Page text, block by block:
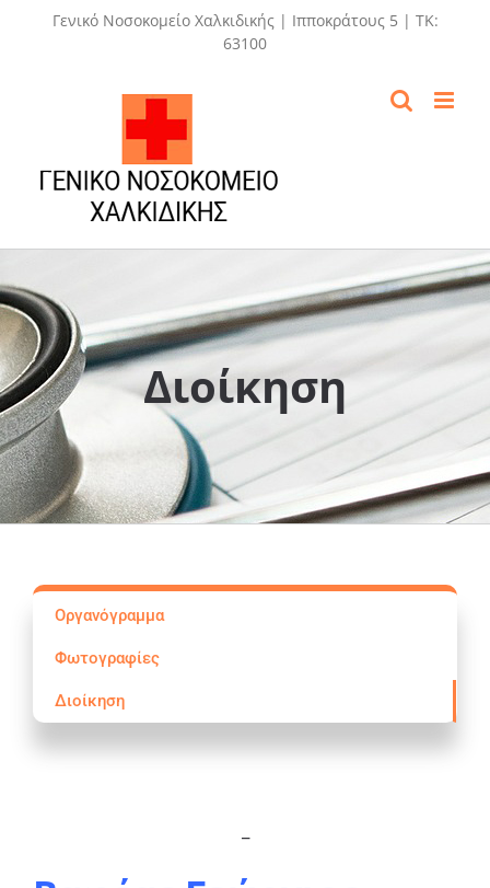
Γενικό Νοσοκομείο Χαλκιδικής | Ιπποκράτους 5 | ΤΚ:
63100
Διοίκηση
Οργανόγραμμα
Φωτογραφίες
Διοίκηση